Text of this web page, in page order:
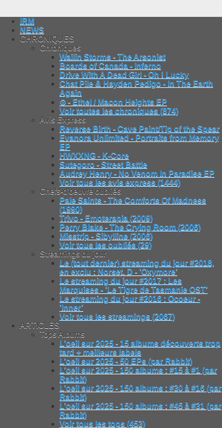
IRM
NEWS
CHRONIQUES
Chroniques
Wailin Storms - The Arsonist
Boards of Canada - Inferno
Drive With A Dead Girl - Oh ! Lucky
Chat Pile & Hayden Pedigo - In The Earth
Again
⊙ - Ethel / Macon Heights EP
Voir toutes les chroniques (874)
Avis Express
Reverse Birth - Cave Paint/Tip of the Spear
Evanora Unlimited - Portraits from Memory
EP
HWXXNG - K-Core
Sutegoro - Street Battle
Audrey Henry - No Venom In Paradise EP
Voir tous les avis express (1444)
Chefs-d'oeuvre oubliés
Pale Saints - The Comforts Of Madness
(1990)
Trivo - Emoterapia (2009)
Perry Blake - The Crying Room (2006)
Misstrip - Sibylline (2006)
Voir tous les oubliés (29)
Streamings du jour
Le (tout dernier) streaming du jour #2018,
en exclu : Norset. D - ’Oxymore’
Le streaming du jour #2017 : Les
Marquises - ’Le Tigre de Tasmanie OST’
Le streaming du jour #2016 : Ocoeur -
’Inner’
Voir tous les streamings (2067)
ARTICLES
Tops Albums
L’oeil sur 2025 - 15 albums découverts trop
tard + meilleurs labels
L’oeil sur 2025 - 50 EPs (par Rabbit)
L’oeil sur 2025 - 150 albums : #15 à #1 (par
Rabbit)
L’oeil sur 2025 - 150 albums : #30 à #16 (par
Rabbit)
L’oeil sur 2025 - 150 albums : #45 à #31 (par
Rabbit)
Voir tous les tops (453)